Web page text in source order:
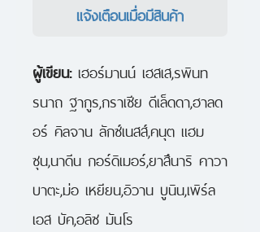
แจ้งเตือนเมื่อมีสินค้า
ผู้เขียน: เฮอร์มานน์ เฮสเส,รพินท
รนาถ ฐากูร,กราเซีย ดีเล็ดดา,ฮาลด
อร์ คิลจาน ลักซ์เนสส์,คนุต แฮม
ซุน,นาดีน กอร์ดิเมอร์,ยาสึนาริ คาวา
บาตะ,ม่อ เหยียน,อิวาน บูนิน,เพิร์ล
เอส บัค,อลิซ มันโร